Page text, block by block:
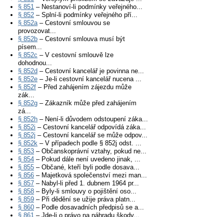
§ 851 – Nestanoví-li podmínky veřejného...
§ 852 – Splní-li podmínky veřejného pří...
§ 852a– Cestovní smlouvou se
provozovat...
§ 852b – Cestovní smlouva musí být
písem...
§ 852c – V cestovní smlouvě lze
dohodnou...
§ 852d – Cestovní kancelář je povinna ne...
§ 852e – Je-li cestovní kancelář nucena ...
§ 852f – Před zahájením zájezdu může
zák...
§ 852g – Zákazník může před zahájením
zá...
§ 852h – Není-li důvodem odstoupení záka...
§ 852i – Cestovní kancelář odpovídá záka...
§ 852j – Cestovní kancelář se může odpov...
§ 852k – V případech podle § 852j odst. ...
§ 853 – Občanskoprávní vztahy, pokud ne...
§ 854 – Pokud dále není uvedeno jinak, ...
§ 855 – Občané, kteří byli podle dosava...
§ 856 – Majetková společenství mezi man...
§ 857 – Nabyl-li před 1. dubnem 1964 pr...
§ 858 – Byly-li smlouvy o pojištění oso...
§ 859 – Při dědění se užije práva platn...
§ 860 – Podle dosavadních předpisů se a...
§ 861 – Jde-li o právo na náhradu škody...